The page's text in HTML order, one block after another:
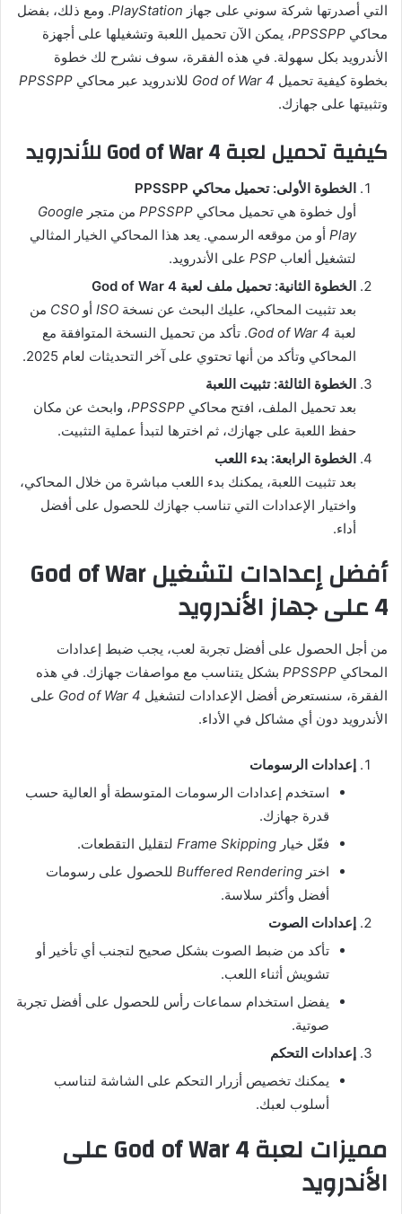
التي أصدرتها شركة سوني على جهاز PlayStation. ومع ذلك، بفضل
محاكي PPSSPP، يمكن الآن تحميل اللعبة وتشغيلها على أجهزة
الأندرويد بكل سهولة. في هذه الفقرة، سوف نشرح لك خطوة
بخطوة كيفية تحميل God of War 4 للاندرويد عبر محاكي PPSSPP
وتثبيتها على جهازك.
كيفية تحميل لعبة God of War 4 للأندرويد
الخطوة الأولى: تحميل محاكي PPSSPP
أول خطوة هي تحميل محاكي PPSSPP من متجر Google
Play أو من موقعه الرسمي. يعد هذا المحاكي الخيار المثالي
لتشغيل ألعاب PSP على الأندرويد.
الخطوة الثانية: تحميل ملف لعبة God of War 4
بعد تثبيت المحاكي، عليك البحث عن نسخة ISO أو CSO من
لعبة God of War 4. تأكد من تحميل النسخة المتوافقة مع
المحاكي وتأكد من أنها تحتوي على آخر التحديثات لعام 2025.
الخطوة الثالثة: تثبيت اللعبة
بعد تحميل الملف، افتح محاكي PPSSPP، وابحث عن مكان
حفظ اللعبة على جهازك، ثم اخترها لتبدأ عملية التثبيت.
الخطوة الرابعة: بدء اللعب
بعد تثبيت اللعبة، يمكنك بدء اللعب مباشرة من خلال المحاكي،
واختيار الإعدادات التي تناسب جهازك للحصول على أفضل
أداء.
أفضل إعدادات لتشغيل God of War
4 على جهاز الأندرويد
من أجل الحصول على أفضل تجربة لعب، يجب ضبط إعدادات
المحاكي PPSSPP بشكل يتناسب مع مواصفات جهازك. في هذه
الفقرة، سنستعرض أفضل الإعدادات لتشغيل God of War 4 على
الأندرويد دون أي مشاكل في الأداء.
إعدادات الرسومات
استخدم إعدادات الرسومات المتوسطة أو العالية حسب
قدرة جهازك.
فعّل خيار Frame Skipping لتقليل التقطعات.
اختر Buffered Rendering للحصول على رسومات
أفضل وأكثر سلاسة.
إعدادات الصوت
تأكد من ضبط الصوت بشكل صحيح لتجنب أي تأخير أو
تشويش أثناء اللعب.
يفضل استخدام سماعات رأس للحصول على أفضل تجربة
صوتية.
إعدادات التحكم
يمكنك تخصيص أزرار التحكم على الشاشة لتناسب
أسلوب لعبك.
مميزات لعبة God of War 4 على
الأندرويد